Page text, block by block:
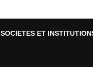
SOCIETES ET